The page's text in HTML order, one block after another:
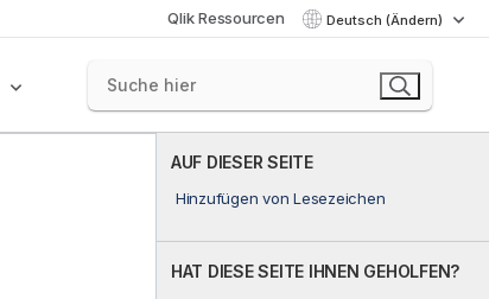
Qlik Ressourcen Deutsch (Ändern)
AUF DIESER SEITE
Hinzufügen von Lesezeichen
HAT DIESE SEITE IHNEN GEHOLFEN?